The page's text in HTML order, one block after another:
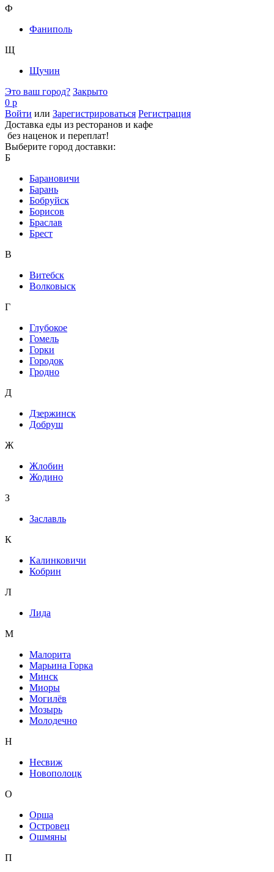
Ф
Фаниполь
Щ
Щучин
Это ваш город? Закрыто
0 р
Войти или Зарегистрироваться Регистрация
Доставка еды из ресторанов и кафе
без наценок и переплат!
Выберите город доставки:
Б
Барановичи
Барань
Бобруйск
Борисов
Браслав
Брест
В
Витебск
Волковыск
Г
Глубокое
Гомель
Горки
Городок
Гродно
Д
Дзержинск
Добруш
Ж
Жлобин
Жодино
З
Заславль
К
Калинковичи
Кобрин
Л
Лида
М
Малорита
Марьина Горка
Минск
Миоры
Могилёв
Мозырь
Молодечно
Н
Несвиж
Новополоцк
О
Орша
Островец
Ошмяны
П